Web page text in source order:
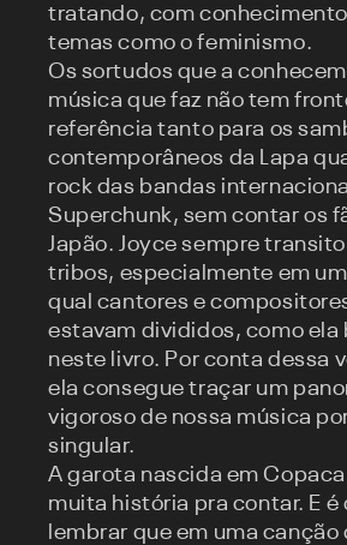
tratando, com
temas como o feminismo.
Os sortudos que a
música que faz não tem
referência tanto para os
contemporâneos da Lapa
rock das bandas
Superchunk, sem contar os
Japão. Joyce sempre
tribos, especialmente em
qual cantores e
estavam divididos, como ela
neste livro. Por conta dessa
ela consegue traçar um
vigoroso de nossa música
singular.
A garota nascida em
muita história pra contar. E é
lembrar que em uma canção